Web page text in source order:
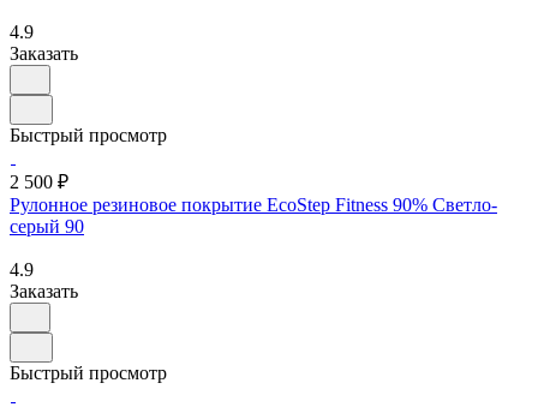
4.9
Заказать
Быстрый просмотр
2 500 ₽
Рулонное резиновое покрытие EcoStep Fitness 90% Светло-
серый 90
4.9
Заказать
Быстрый просмотр